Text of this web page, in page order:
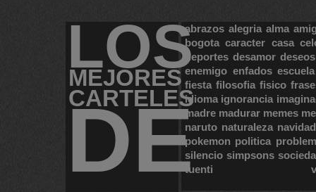
LOS
MEJORES
CARTELES
DE
abrazos alegria alma
bogota caracter casa
deportes desamor deseos
enemigo enfados escuela
fiesta filosofia fisico
idioma ignorancia
madre madurar memes
naruto naturaleza navidad
pokemon politica
silencio simpsons
tuenti